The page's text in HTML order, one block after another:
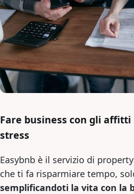
Fare business con gli affitti
stress
Easybnb è il servizio di
che ti fa risparmiare tempo,
semplificandoti la vita con la